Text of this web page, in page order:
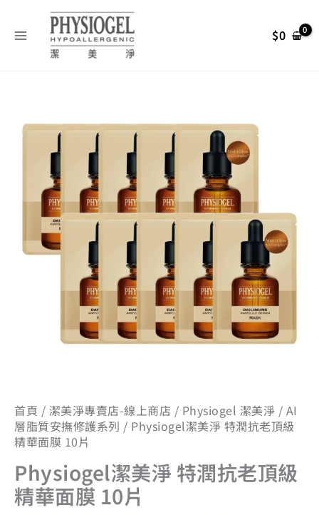
$0
首頁 / 潔美淨專賣店-線上商店 / Physiogel 潔美淨 / AI
層脂質安撫修護系列 / Physiogel潔美淨 特潤抗老頂級
精華面膜 10片
Physiogel潔美淨 特潤抗老頂級
精華面膜 10片
始
價
格：
NT$ 2,400。
前
價
格：
NT$
美
抗
頂
級
尋